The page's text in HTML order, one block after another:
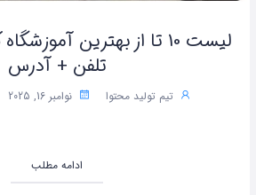
لیست 10 تا از بهترین
تلفن + آدرس
تیم تولید محتوا نوامبر 16, 2025
ادامه مطلب